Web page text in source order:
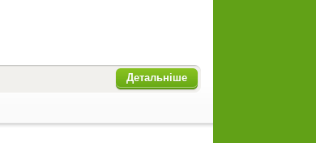
Детальніше